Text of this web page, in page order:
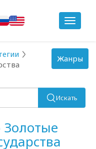
Toggle
Искать
Золотые
Toggle
navigation
Жанры